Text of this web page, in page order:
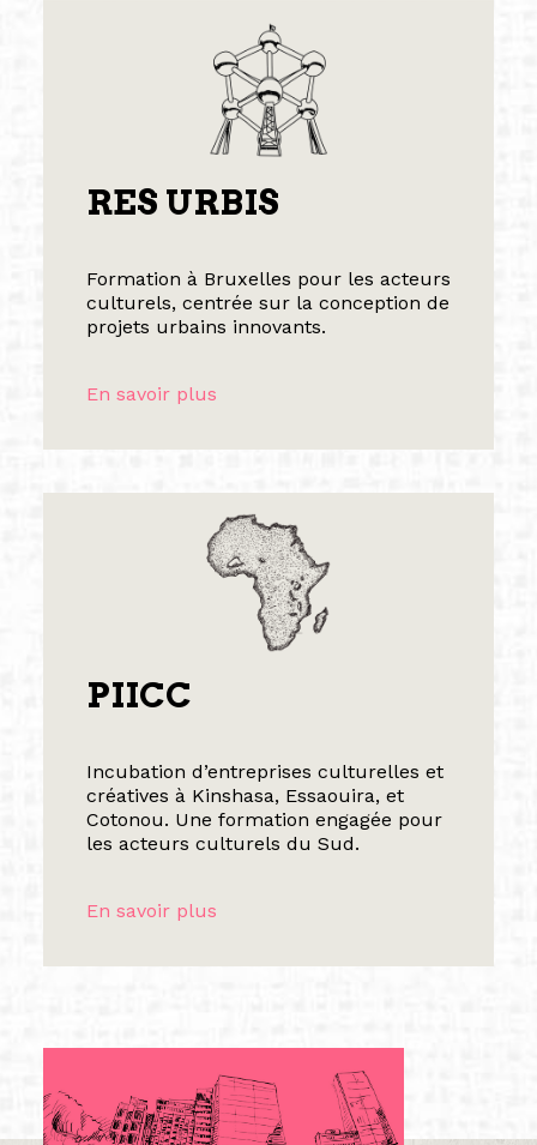
RES URBIS
Formation à Bruxelles pour les acteurs
culturels, centrée sur la conception de
projets urbains innovants.
En savoir plus
PIICC
Incubation d’entreprises culturelles et
créatives à Kinshasa, Essaouira, et
Cotonou. Une formation engagée pour
les acteurs culturels du Sud.
En savoir plus